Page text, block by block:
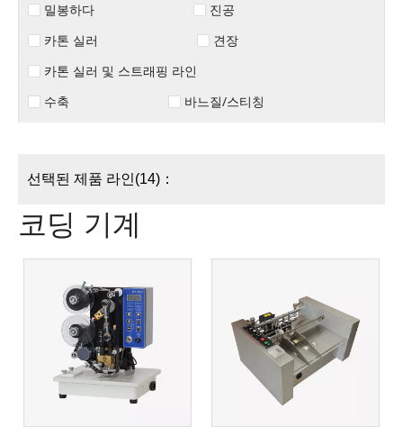
밀봉하다
진공
카톤 실러
견장
카톤 실러 및 스트래핑 라인
수축
바느질/스티칭
선택된 제품 라인(14)：
코딩 기계